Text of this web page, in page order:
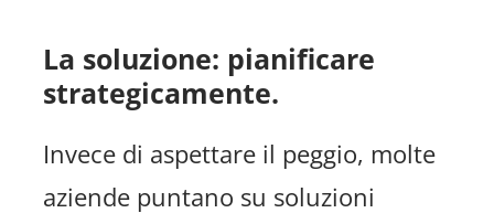
La soluzione: pianificare
strategicamente.
Invece di aspettare il peggio, molte
aziende puntano su soluzioni